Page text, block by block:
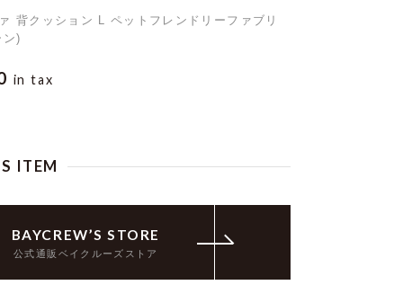
背クッション L ペットフレンドリーファブリ
ン)
in tax
ITEM
BAYCREW’S STORE
公式通販ベイクルーズストア